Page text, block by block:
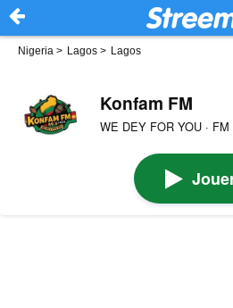
Nigeria > Lagos > Lagos
Konfam FM
WE DEY FOR YOU · FM